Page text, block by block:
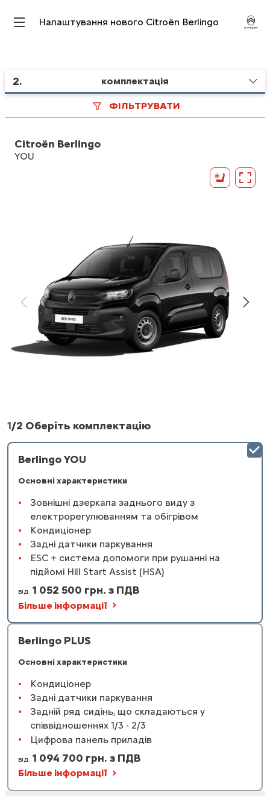
Налаштування нового Citroën Berlingo
2. комплектація
ФІЛЬТРУВАТИ
Citroën Berlingo
YOU
1/2 Оберіть комплектацію
Berlingo YOU
Основні характеристики
Зовнішні дзеркала заднього виду з
електрорегулюванням та обігрівом
Кондиціонер
Задні датчики паркування
ESС + система допомоги при рушанні на
підйомі Hill Start Assist (HSA)
від 1 052 500 грн. з ПДВ
Більше інформації
Berlingo PLUS
Основні характеристики
Кондиціонер
Задні датчики паркування
Задній ряд сидінь, що складаються у
співвідношеннях 1/3 - 2/3
Цифрова панель приладів
від 1 094 700 грн. з ПДВ
Більше інформації